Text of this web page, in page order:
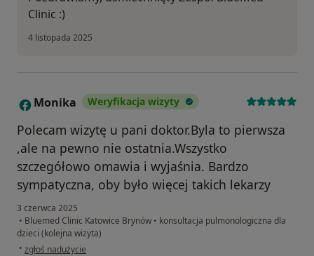
Clinic :)
4 listopada 2025
M Monika Weryfikacja wizyty
Polecam wizytę u pani doktor.Byla to pierwsza
,ale na pewno nie ostatnia.Wszystko
szczegółowo omawia i wyjaśnia. Bardzo
sympatyczna, oby było więcej takich lekarzy
3 czerwca 2025
• Bluemed Clinic Katowice Brynów • konsultacja pulmonologiczna dla
dzieci (kolejna wizyta)
• w opinii użytkownika Monika
zgłoś nadużycie